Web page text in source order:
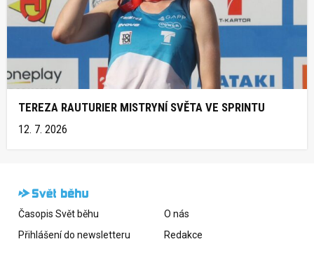
TEREZA RAUTURIER MISTRYNÍ SVĚTA VE SPRINTU
12. 7. 2026
Časopis Svět běhu
Přihlášení do newsletteru
O nás
Redakce